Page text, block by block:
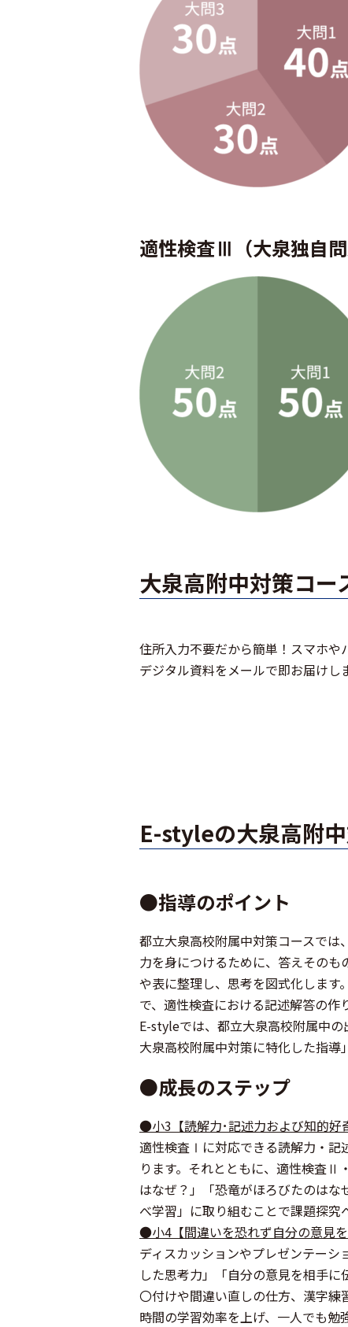
適性検査Ⅲ（大泉独自問
大泉高附中対策コー
住所入力不要だから簡単！スマホや
デジタル資料をメールで即お届けし
E-styleの大泉高附
●指導のポイント
都立大泉高校附属中対策コースでは
力を身につけるために、答えその
や表に整理し、思考を図式化しま
で、適性検査における記述解答の作
E-styleでは、都立大泉高校附属中
大泉高校附属中対策に特化した指導
●成長のステップ
●小3【読解力･記述力および知的好
適性検査Ⅰに対応できる読解力・記
ります。それとともに、適性検査Ⅱ
はなぜ？」「恐竜がほろびたのは
べ学習」に取り組むことで課題探究
●小4【間違いを恐れず自分の意見
ディスカッションやプレゼンテー
した思考力」「自分の意見を相手に
〇付けや間違い直しの仕方、漢字
時間の学習効率を上げ、一人でも